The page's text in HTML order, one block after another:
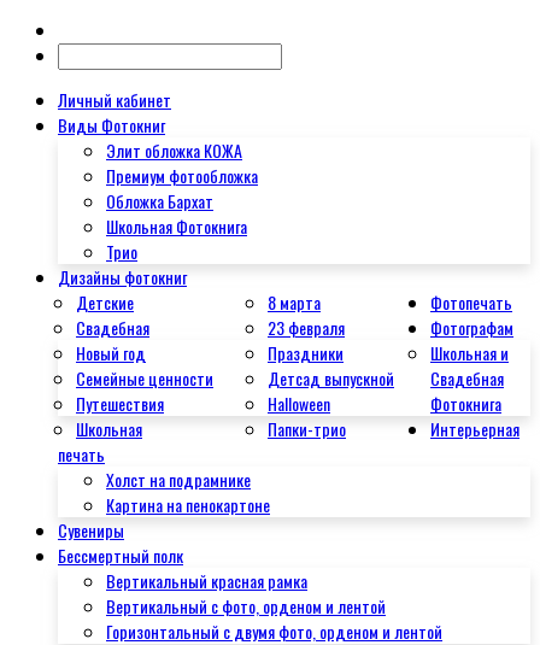
Личный кабинет
Виды Фотокниг
Элит обложка КОЖА
Премиум фотообложка
Обложка Бархат
Школьная Фотокнига
Трио
Дизайны фотокниг
Детские
Свадебная
Новый год
Семейные ценности
Путешествия
Школьная
8 марта
23 февраля
Праздники
Детсад выпускной
Halloween
Папки-трио
Фотопечать
Фотографам
Школьная и
Свадебная
Фотокнига
Интерьерная
печать
Холст на подрамнике
Картина на пенокартоне
Сувениры
Бессмертный полк
Вертикальный красная рамка
Вертикальный с фото, орденом и лентой
Горизонтальный с двумя фото, орденом и лентой